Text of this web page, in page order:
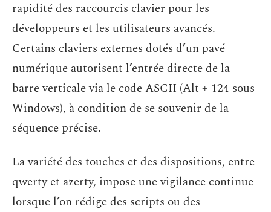
rapidité des raccourcis clavier pour les
développeurs et les utilisateurs avancés.
Certains claviers externes dotés d’un pavé
numérique autorisent l’entrée directe de la
barre verticale via le code ASCII (Alt + 124 sous
Windows), à condition de se souvenir de la
séquence précise.
La variété des touches et des dispositions, entre
qwerty et azerty, impose une vigilance continue
lorsque l’on rédige des scripts ou des